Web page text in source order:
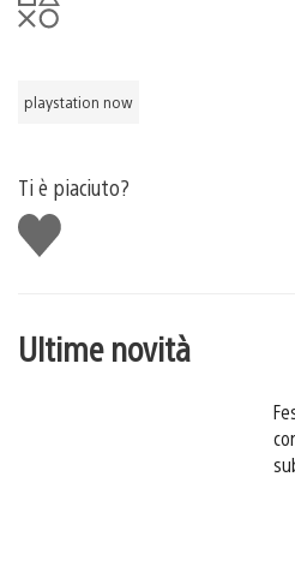
playstation now
Ti è piaciuto?
Mi
piace
Ultime novità